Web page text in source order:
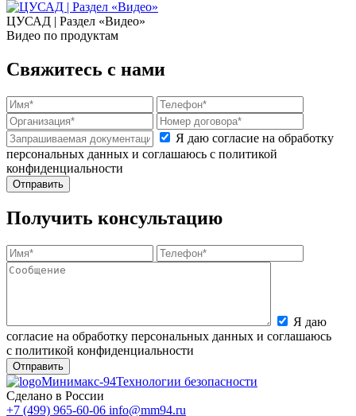
ЦУСАД | Раздел «Видео»
Видео по продуктам
Свяжитесь с нами
Я даю согласие на обработку
персональных данных и соглашаюсь с политикой
конфиденциальности
Получить консультацию
Я даю
согласие на обработку персональных данных и соглашаюсь
с политикой конфиденциальности
Минимакс-94Технологии безопасности
Сделано в России
+7 (499) 965-60-06 info@mm94.ru